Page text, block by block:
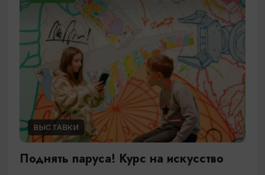
ВЫСТАВКИ
Поднять паруса! Курс на искусство